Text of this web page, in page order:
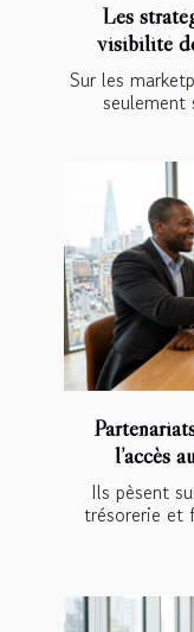
Les
visibilité
Sur les
seulement
l’accès
Ils pèsent
trésorerie et